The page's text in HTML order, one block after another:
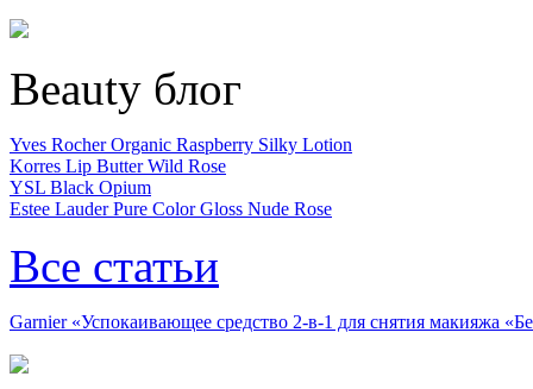
Beauty блог
Yves Rocher Organic Raspberry Silky Lotion
Korres Lip Butter Wild Rose
YSL Black Opium
Estee Lauder Pure Color Gloss Nude Rose
Все статьи
Garnier «Успокаивающее средство 2-в-1 для снятия макияжа